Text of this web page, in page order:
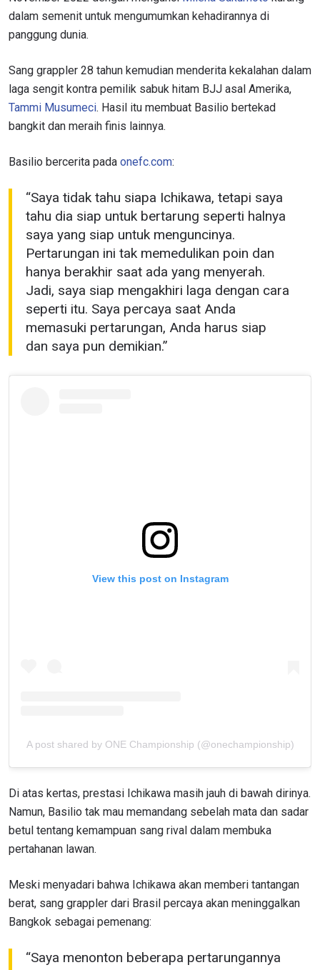
dalam semenit untuk mengumumkan kehadirannya di
panggung dunia.
Sang grappler 28 tahun kemudian menderita kekalahan dalam
laga sengit kontra pemilik sabuk hitam BJJ asal Amerika,
Tammi Musumeci. Hasil itu membuat Basilio bertekad
bangkit dan meraih finis lainnya.
Basilio bercerita pada onefc.com:
“Saya tidak tahu siapa Ichikawa, tetapi saya
tahu dia siap untuk bertarung seperti halnya
saya yang siap untuk menguncinya.
Pertarungan ini tak memedulikan poin dan
hanya berakhir saat ada yang menyerah.
Jadi, saya siap mengakhiri laga dengan cara
seperti itu. Saya percaya saat Anda
memasuki pertarungan, Anda harus siap
dan saya pun demikian.”
View this post on Instagram
A post shared by ONE Championship (@onechampionship)
Di atas kertas, prestasi Ichikawa masih jauh di bawah dirinya.
Namun, Basilio tak mau memandang sebelah mata dan sadar
betul tentang kemampuan sang rival dalam membuka
pertahanan lawan.
Meski menyadari bahwa Ichikawa akan memberi tantangan
berat, sang grappler dari Brasil percaya akan meninggalkan
Bangkok sebagai pemenang:
“Saya menonton beberapa pertarungannya